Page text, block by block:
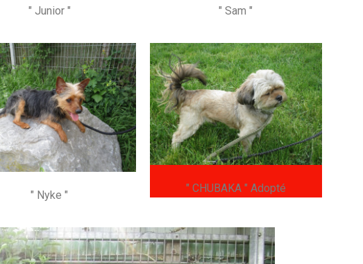
" Junior " " Sam "
" Nyke "
" CHUBAKA " Adopté